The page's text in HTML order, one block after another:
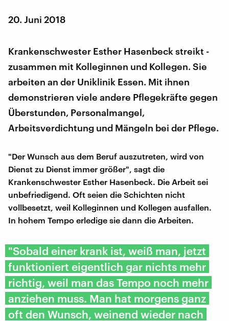
20. Juni 2018
Krankenschwester Esther Hasenbeck streikt -
zusammen mit Kolleginnen und Kollegen. Sie
arbeiten an der Uniklinik Essen. Mit ihnen
demonstrieren viele andere Pflegekräfte gegen
Überstunden, Personalmangel,
Arbeitsverdichtung und Mängeln bei der Pflege.
"Der Wunsch aus dem Beruf auszutreten, wird von
Dienst zu Dienst immer größer", sagt die
Krankenschwester Esther Hasenbeck. Die Arbeit sei
unbefriedigend. Oft seien die Schichten nicht
vollbesetzt, weil Kolleginnen und Kollegen ausfallen.
In hohem Tempo erledige sie dann die Arbeiten.
"Sobald einer krank ist, weiß man, jetzt
funktioniert eigentlich gar nichts mehr
richtig, weil man das Tempo noch mehr
anziehen muss. Man hat morgens ganz
oft den Wunsch, weinend wieder nach